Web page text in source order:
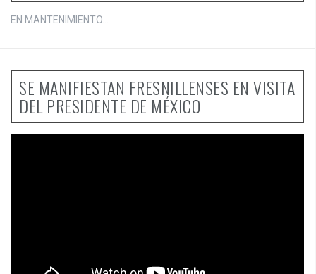
EN MANTENIMIENTO...
SE MANIFIESTAN FRESNILLENSES EN VISITA
DEL PRESIDENTE DE MÉXICO